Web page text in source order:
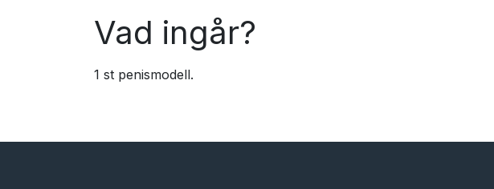
Vad ingår?
1 st penismodell.